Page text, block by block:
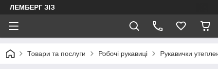
ЛЕМБЕРГ ЗІЗ
Товари та послуги Робочі рукавиці Рукавички